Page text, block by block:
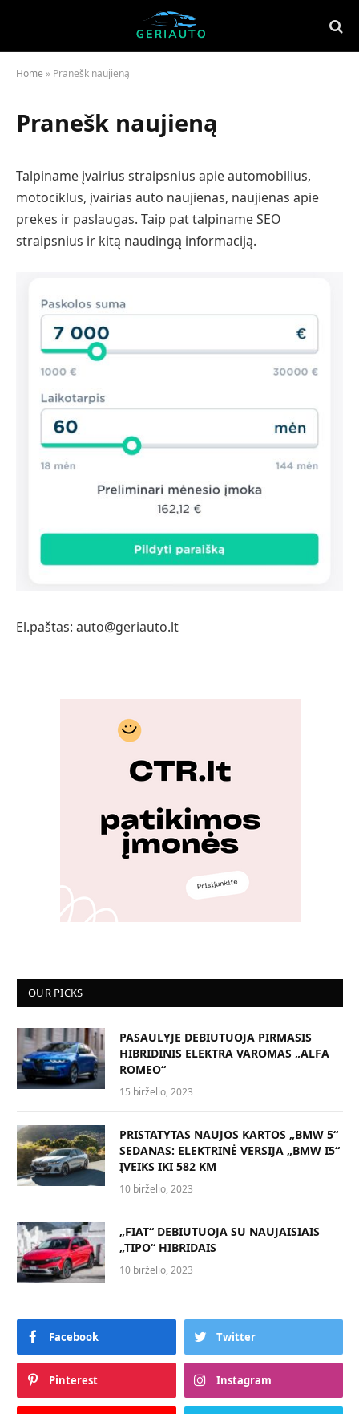
Home » Pranešk naujieną
Pranešk naujieną
Talpiname įvairius straipsnius apie automobilius,
motociklus, įvairias auto naujienas, naujienas apie
prekes ir paslaugas. Taip pat talpiname SEO
straipsnius ir kitą naudingą informaciją.
El.paštas: auto@geriauto.lt
OUR PICKS
PASAULYJE DEBIUTUOJA PIRMASIS
HIBRIDINIS ELEKTRA VAROMAS „ALFA
ROMEO“
15 birželio, 2023
PRISTATYTAS NAUJOS KARTOS „BMW 5“
SEDANAS: ELEKTRINĖ VERSIJA „BMW I5“
ĮVEIKS IKI 582 KM
10 birželio, 2023
„FIAT“ DEBIUTUOJA SU NAUJAISIAIS
„TIPO“ HIBRIDAIS
10 birželio, 2023
Facebook Twitter
Pinterest Instagram